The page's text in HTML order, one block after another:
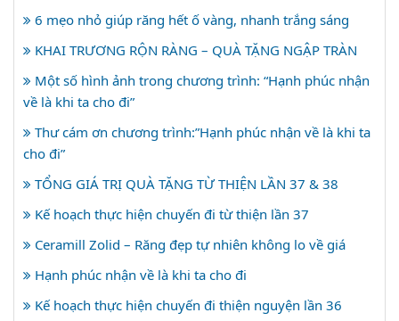
6 mẹo nhỏ giúp răng hết ố vàng, nhanh trắng sáng
KHAI TRƯƠNG RỘN RÀNG – QUÀ TẶNG NGẬP TRÀN
Một số hình ảnh trong chương trình: “Hạnh phúc nhận
về là khi ta cho đi”
Thư cám ơn chương trình:”Hạnh phúc nhận về là khi ta
cho đi”
TỔNG GIÁ TRỊ QUÀ TẶNG TỪ THIỆN LẦN 37 & 38
Kế hoạch thực hiện chuyến đi từ thiện lần 37
Ceramill Zolid – Răng đẹp tự nhiên không lo về giá
Hạnh phúc nhận về là khi ta cho đi
Kế hoạch thực hiện chuyến đi thiện nguyện lần 36